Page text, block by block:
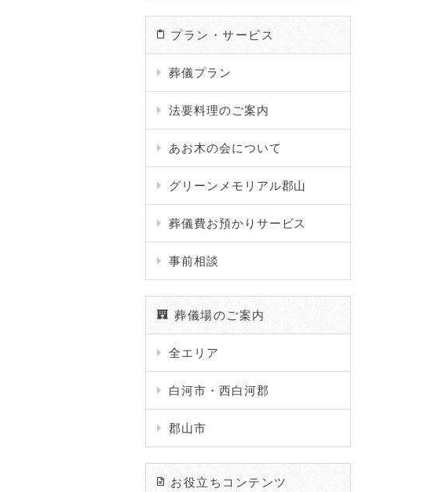
プラン・サービス
葬儀プラン
法要料理のご案内
あお木の会について
グリーンメモリアル郡山
葬儀費お預かりサービス
事前相談
葬儀場のご案内
全エリア
白河市・西白河郡
郡山市
お役立ちコンテンツ